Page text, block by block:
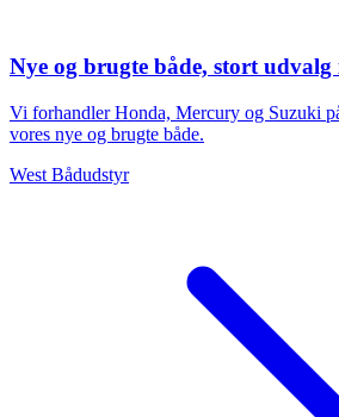
Nye og brugte både, stort
Vi forhandler Honda, Mercury og Suzuki
vores nye og brugte både.
West Bådudstyr